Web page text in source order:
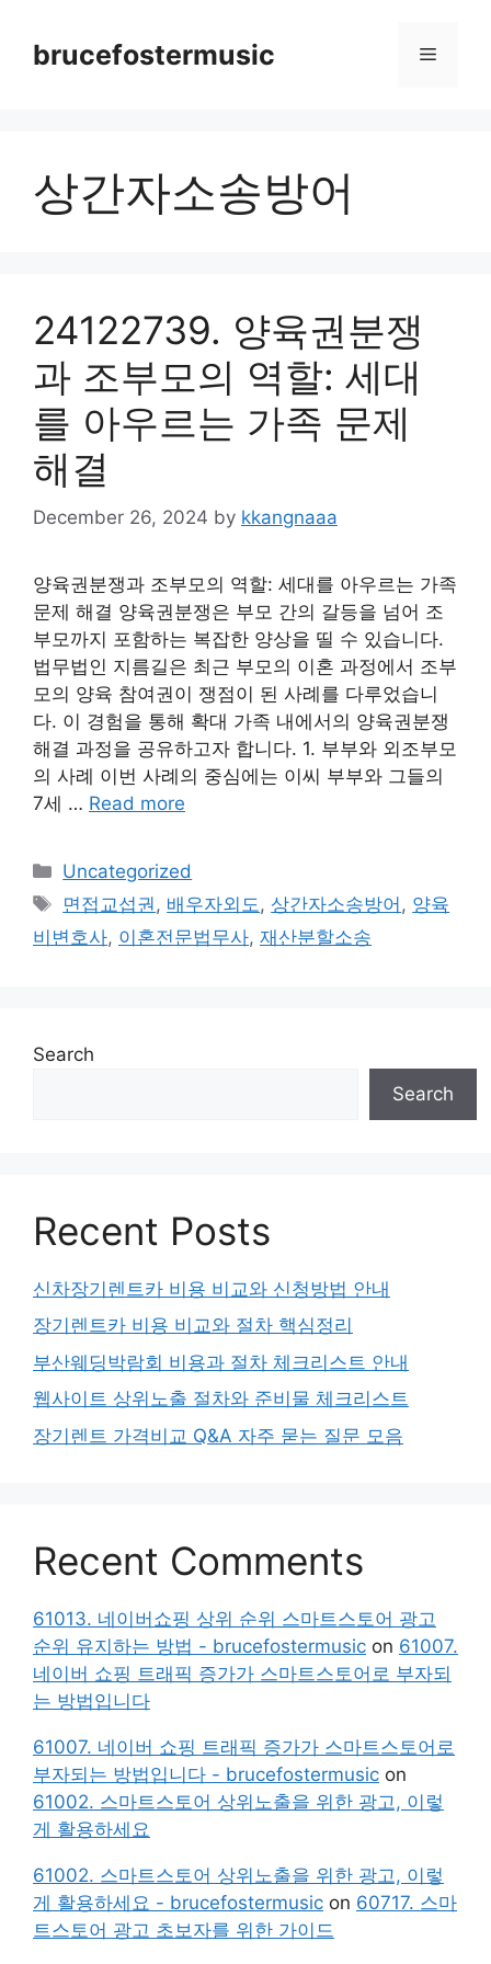
contentbrucefostermusic Menu
상간자소송방어
24122739. 양육권분쟁
과 조부모의 역할: 세대
를 아우르는 가족 문제
해결
December 26, 2024 by kkangnaaa
양육권분쟁과 조부모의 역할: 세대를 아우르는 가족
문제 해결 양육권분쟁은 부모 간의 갈등을 넘어 조
부모까지 포함하는 복잡한 양상을 띨 수 있습니다.
법무법인 지름길은 최근 부모의 이혼 과정에서 조부
모의 양육 참여권이 쟁점이 된 사례를 다루었습니
다. 이 경험을 통해 확대 가족 내에서의 양육권분쟁
해결 과정을 공유하고자 합니다. 1. 부부와 외조부모
의 사례 이번 사례의 중심에는 이씨 부부와 그들의
7세 … Read more
Categories
Uncategorized
Tags
면접교섭권 , 배우자외도 , 상간자소송방어 , 양육
비변호사, 이혼전문법무사, 재산분할소송
Search
Search
Recent Posts
신차장기렌트카 비용 비교와 신청방법 안내
장기렌트카 비용 비교와 절차 핵심정리
부산웨딩박람회 비용과 절차 체크리스트 안내
웹사이트 상위노출 절차와 준비물 체크리스트
장기렌트 가격비교 Q&A 자주 묻는 질문 모음
Recent Comments
61013. 네이버쇼핑 상위 순위 스마트스토어 광고
순위 유지하는 방법 - brucefostermusic on 61007.
네이버 쇼핑 트래픽 증가가 스마트스토어로 부자되
는 방법입니다
61007. 네이버 쇼핑 트래픽 증가가 스마트스토어로
부자되는 방법입니다 - brucefostermusic on
61002. 스마트스토어 상위노출을 위한 광고, 이렇
게 활용하세요
61002. 스마트스토어 상위노출을 위한 광고, 이렇
게 활용하세요 - brucefostermusic on 60717. 스마
트스토어 광고 초보자를 위한 가이드